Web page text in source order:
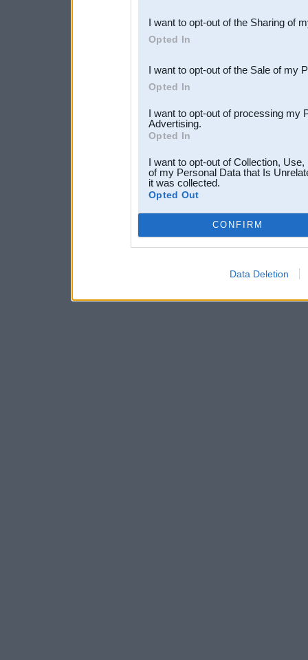
Downstream Participants
third parties.
I want to opt-out of the Sharing of
Opted In
I want to opt-out of the Sale of my
Opted In
I want to opt-out of processing my
Advertising.
Opted In
I want to opt-out of Collection,
of my Personal Data that Is
it was collected.
Opted Out
CONFIRM
Data Deletion